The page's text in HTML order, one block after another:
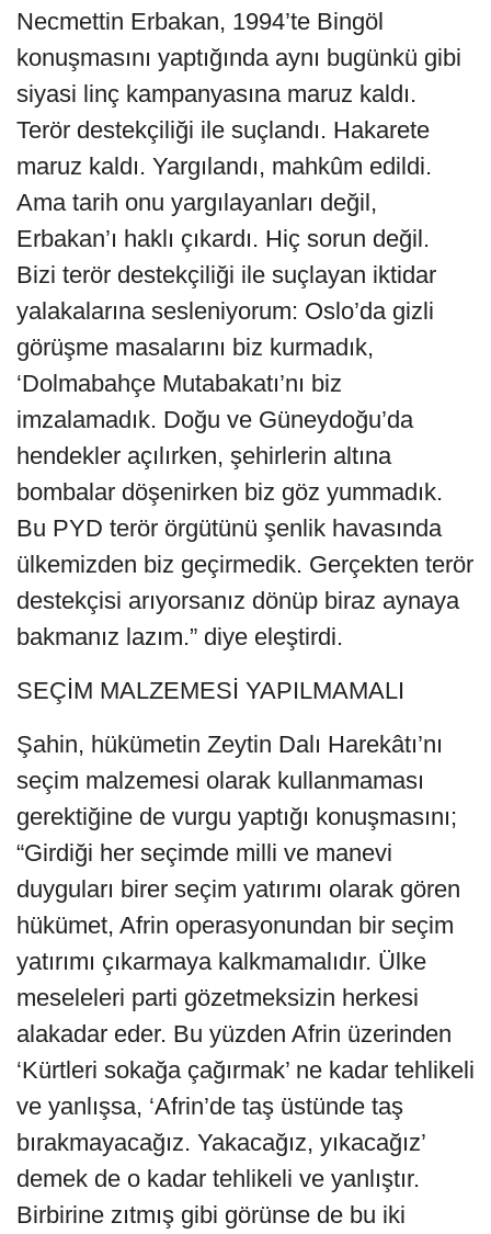
Necmettin Erbakan, 1994’te Bingöl
konuşmasını yaptığında aynı bugünkü gibi
siyasi linç kampanyasına maruz kaldı.
Terör destekçiliği ile suçlandı. Hakarete
maruz kaldı. Yargılandı, mahkûm edildi.
Ama tarih onu yargılayanları değil,
Erbakan’ı haklı çıkardı. Hiç sorun değil.
Bizi terör destekçiliği ile suçlayan iktidar
yalakalarına sesleniyorum: Oslo’da gizli
görüşme masalarını biz kurmadık,
‘Dolmabahçe Mutabakatı’nı biz
imzalamadık. Doğu ve Güneydoğu’da
hendekler açılırken, şehirlerin altına
bombalar döşenirken biz göz yummadık.
Bu PYD terör örgütünü şenlik havasında
ülkemizden biz geçirmedik. Gerçekten terör
destekçisi arıyorsanız dönüp biraz aynaya
bakmanız lazım.” diye eleştirdi.
SEÇİM MALZEMESİ YAPILMAMALI
Şahin, hükümetin Zeytin Dalı Harekâtı’nı
seçim malzemesi olarak kullanmaması
gerektiğine de vurgu yaptığı konuşmasını;
“Girdiği her seçimde milli ve manevi
duyguları birer seçim yatırımı olarak gören
hükümet, Afrin operasyonundan bir seçim
yatırımı çıkarmaya kalkmamalıdır. Ülke
meseleleri parti gözetmeksizin herkesi
alakadar eder. Bu yüzden Afrin üzerinden
‘Kürtleri sokağa çağırmak’ ne kadar tehlikeli
ve yanlışsa, ‘Afrin’de taş üstünde taş
bırakmayacağız. Yakacağız, yıkacağız’
demek de o kadar tehlikeli ve yanlıştır.
Birbirine zıtmış gibi görünse de bu iki